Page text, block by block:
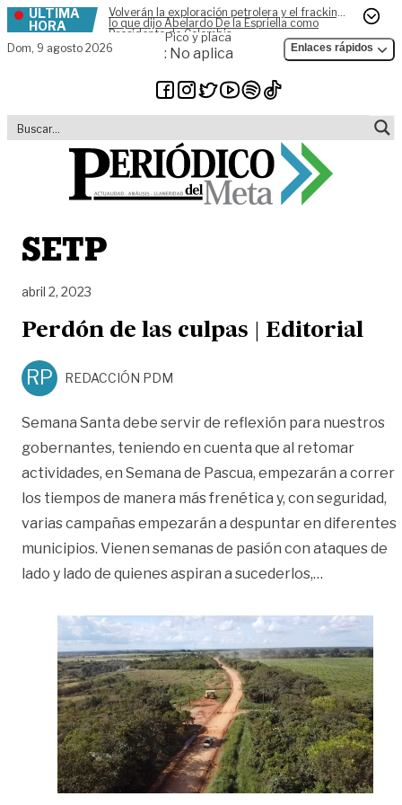
Skip to content
ÚLTIMA
HORA
Volverán la exploración petrolera y el fracking,
lo que dijo Abelardo De la Espriella como
Presidente de Colombia
Dom, 9 agosto 2026
Pico y placa
: No aplica Enlaces rápidos
SETP
abril 2, 2023
Perdón de las culpas | Editorial
RP REDACCIÓN PDM
Semana Santa debe servir de reflexión para nuestros
gobernantes, teniendo en cuenta que al retomar
actividades, en Semana de Pascua, empezarán a correr
los tiempos de manera más frenética y, con seguridad,
varias campañas empezarán a despuntar en diferentes
municipios. Vienen semanas de pasión con ataques de
lado y lado de quienes aspiran a sucederlos,…